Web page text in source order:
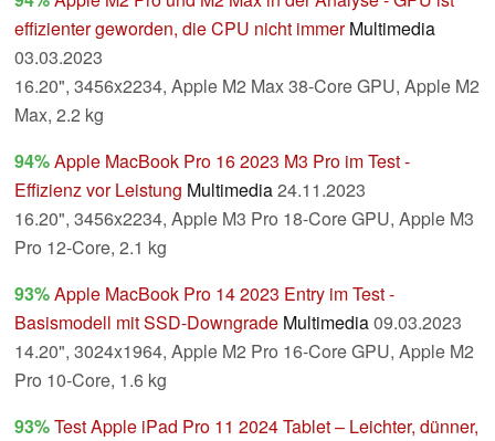
effizienter geworden, die CPU nicht immer Multimedia
03.03.2023
16.20", 3456x2234, Apple M2 Max 38-Core GPU, Apple M2
Max, 2.2 kg
94%Apple MacBook Pro 16 2023 M3 Pro im Test -
Effizienz vor Leistung Multimedia24.11.2023
16.20", 3456x2234, Apple M3 Pro 18-Core GPU, Apple M3
Pro 12-Core, 2.1 kg
93%Apple MacBook Pro 14 2023 Entry im Test -
Basismodell mit SSD-Downgrade Multimedia09.03.2023
14.20", 3024x1964, Apple M2 Pro 16-Core GPU, Apple M2
Pro 10-Core, 1.6 kg
93%Test Apple iPad Pro 11 2024 Tablet – Leichter, dünner,